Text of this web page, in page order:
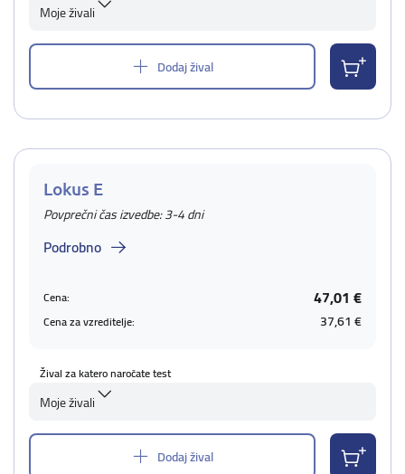
Moje živali
Dodaj žival
Lokus E
Povprečni čas izvedbe: 3-4 dni
Podrobno
Cena: 47,01 €
Cena za vzreditelje: 37,61 €
Žival za katero naročate test
Moje živali
Dodaj žival